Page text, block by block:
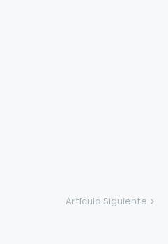
Artículo Siguiente